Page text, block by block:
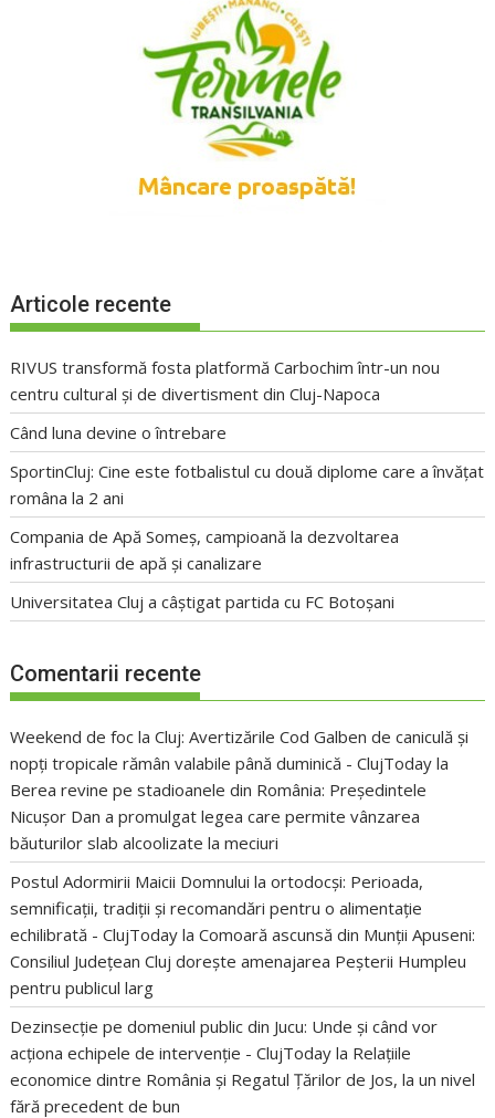
Articole recente
RIVUS transformă fosta platformă Carbochim într-un nou
centru cultural și de divertisment din Cluj-Napoca
Când luna devine o întrebare
SportinCluj: Cine este fotbalistul cu două diplome care a învățat
româna la 2 ani
Compania de Apă Someș, campioană la dezvoltarea
infrastructurii de apă și canalizare
Universitatea Cluj a câștigat partida cu FC Botoșani
Comentarii recente
Weekend de foc la Cluj: Avertizările Cod Galben de caniculă și
nopți tropicale rămân valabile până duminică - ClujToday la
Berea revine pe stadioanele din România: Președintele
Nicușor Dan a promulgat legea care permite vânzarea
băuturilor slab alcoolizate la meciuri
Postul Adormirii Maicii Domnului la ortodocși: Perioada,
semnificații, tradiții și recomandări pentru o alimentație
echilibrată - ClujToday laComoară ascunsă din Munții Apuseni:
Consiliul Județean Cluj dorește amenajarea Peșterii Humpleu
pentru publicul larg
Dezinsecție pe domeniul public din Jucu: Unde și când vor
acționa echipele de intervenție - ClujToday la Relațiile
economice dintre România și Regatul Țărilor de Jos, la un nivel
fără precedent de bun